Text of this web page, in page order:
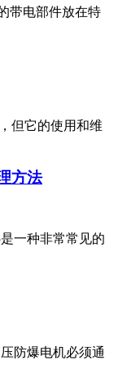
带电部件放在特
但它的使用和维
方法
一种非常常见的
防爆电机必须通